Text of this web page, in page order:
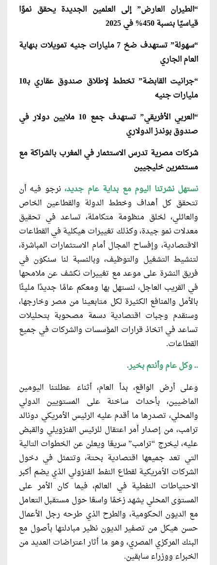
“الطيران العارض” إلى العلمين الجديدة يحقق نموًا
قياسيًا بنسبة 450% في 2025
“سهولة” تستهدف ضخ 7 مليارات جنيه تمويلات بنهاية
العام الجاري
“جرانيت القابضة” تخطط لإطلاق صندوق عقاري بـ10
مليارات جنيه
“العربي الأفريقي” تستهدف جمع 10 ملايين دولار في
صندوق بوندز الدولاري
شركات مصرية تدرس الاستثمار في المغرب بالشراكة مع
مستثمرين خليجيين
نستهل نشرتنا اليوم مع بداية عام جديد، نرجو فيه أن
تتحقق كل أهداف وخطط الدولة والقطاعين الخاص
والعائلي، لخلق منظومة متكاملة، تساعد في تحقيق
معدلات نمو جيدة، وكذلك تغييرات هيكلية في القطاعات
الاقتصادية، وإفساح المجال أمام الاستثمارات المباشرة،
لتنشيط التشغيل والتوظيف، وبالنسبة لنا سنكون في
فريق النشرة على موعد مع تغييرات نكشف عن ملامحها
في القريب العاجل، لنستهل بها ومعكم عامًا جديدًا مليئًا
بالأمل والمنافع الكثيرة لكل متابعينا من مصر وخارجها،
وسنقدم وجبات اقتصادية دسمة مصحوبة بتحليلات
تساعد في اتخاذ قرارات المؤسسات والشركات في جميع
القطاعات.
.. وكل عام وأنتم بخير.
وعلى أرض الواقع، بدأ العام، أثناء عطلتنا اليومين
الماضيين، بأحداث ساخنة على المستويين الدولي
والمحلي، تصدرها ما أقدم عليه الرئيس الأمريكي دونالد
ترامب، من إصدار أمر اعتقال للرئيس الفنزويلي والقبض
عليه، ليخرج “ترامب” سريعًا ويعلن عن الخطوات التالية
التي تعد جميعها اقتصادية بحتة، وتتمثل في دخول
الشركات الأمريكية لقطاع النفط الفنزولي الذي يضم أكبر
الاحتياطات النفطية في العالم، فيما كان الأمر على
المستوى المحلي يشهد زخمًا واسعًا حول مستقبل التعامل
مع الديون الحكومية، والطرح الذي طرحه رجل الأعمال
حسن هيكل من تصفير الديون نظير مبادلتها بأصول مع
البنك المركزي المصري، وهو ما أثار اعتراضات العديد من
الخبراء ووزراء سابقين.